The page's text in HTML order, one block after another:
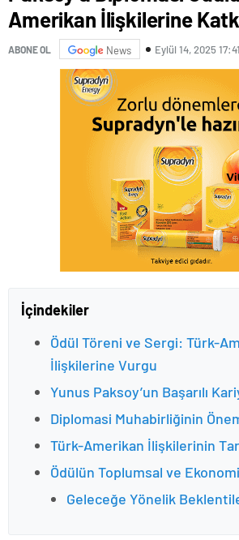
Amerikan İlişkilerine
ABONE OL News Eylül 14, 2025 17:41
İçindekiler
Ödül Töreni ve Sergi: Türk-
İlişkilerine Vurgu
Yunus Paksoy’un Başarılı
Diplomasi Muhabirliğinin
Türk-Amerikan İlişkilerinin
Ödülün Toplumsal ve
Geleceğe Yönelik